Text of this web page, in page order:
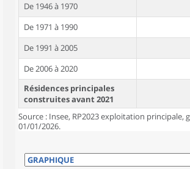
De 1946 à 1970
De 1971 à 1990
De 1991 à 2005
De 2006 à 2020
Résidences principales
construites avant 2021
Source : Insee, RP2023 exploitation principale,
01/01/2026.